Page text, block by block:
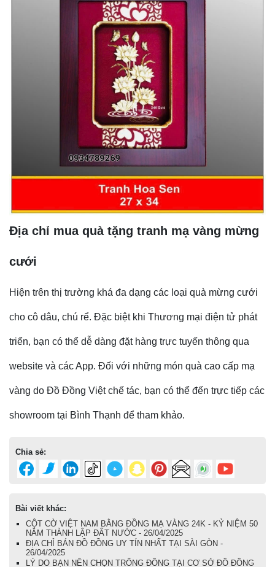
Địa chỉ mua quà tặng tranh mạ vàng mừng
cưới
Hiện trên thị trường khá đa dạng các loại quà mừng cưới
cho cô dâu, chú rể. Đặc biệt khi Thương mại điện tử phát
triển, bạn có thể dễ dàng đặt hàng trực tuyến thông qua
website và các App. Đối với những món quà cao cấp mạ
vàng do Đồ Đồng Việt chế tác, bạn có thể đến trực tiếp các
showroom tại Bình Thạnh để tham khảo.
Chia sẻ:
Bài viết khác:
CỘT CỜ VIỆT NAM BẰNG ĐỒNG MẠ VÀNG 24K - KỶ NIỆM 50
NĂM THÀNH LẬP ĐẤT NƯỚC - 26/04/2025
ĐỊA CHỈ BÁN ĐỒ ĐỒNG UY TÍN NHẤT TẠI SÀI GÒN -
26/04/2025
LÝ DO BẠN NÊN CHỌN TRỐNG ĐỒNG TẠI CƠ SỞ ĐỒ ĐỒNG